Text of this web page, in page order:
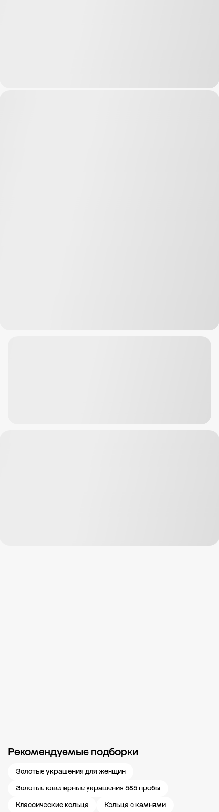
Рекомендуемые подборки
Золотые украшения для женщин
Золотые ювелирные украшения 585 пробы
Классические кольца
Кольца с камнями
Новости компании Журнал ЗОЛОТОЙ Блог